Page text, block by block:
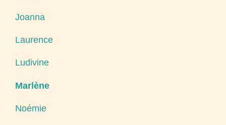
Joanna
Laurence
Ludivine
Marlène
Noémie